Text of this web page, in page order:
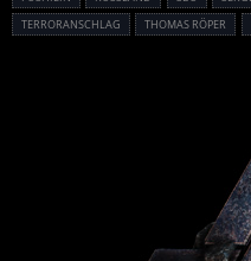
TERRORANSCHLAG
THOMAS RÖPER